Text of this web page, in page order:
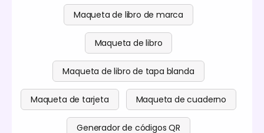
Maqueta de libro de marca
Maqueta de libro
Maqueta de libro de tapa blanda
Maqueta de tarjeta Maqueta de cuaderno
Generador de códigos QR